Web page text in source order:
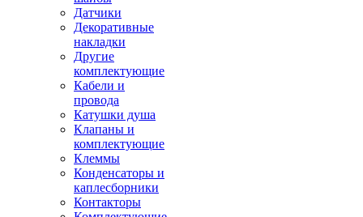
Датчики
Декоративные
накладки
Другие
комплектующие
Кабели и
провода
Катушки душа
Клапаны и
комплектующие
Клеммы
Конденсаторы и
каплесборники
Контакторы